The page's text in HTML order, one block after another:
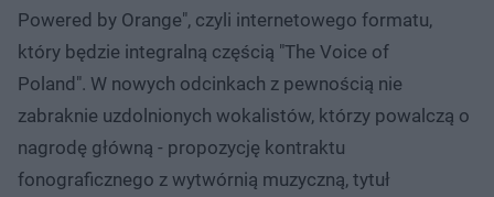
Powered by Orange", czyli internetowego formatu,
który będzie integralną częścią "The Voice of
Poland". W nowych odcinkach z pewnością nie
zabraknie uzdolnionych wokalistów, którzy powalczą o
nagrodę główną - propozycję kontraktu
fonograficznego z wytwórnią muzyczną, tytuł